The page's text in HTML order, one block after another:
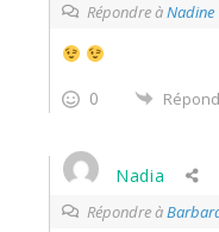
Répondre àNadine
0
Nadia
Répondre à